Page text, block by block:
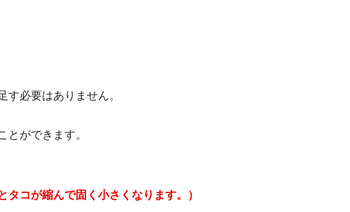
必要はありません。
ができます。
コが縮んで固く小さくなります。）